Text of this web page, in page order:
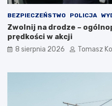
t
o
s
i
m
c
i
e
BEZPIECZEŃSTWO POLICJA
Zwolnij na drodze –
prędkości w akcji
8 sierpnia 2026 Tomasz